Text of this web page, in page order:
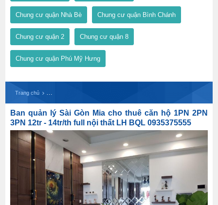
Chung cư quận Nhà Bè Chung cư quận Bình Chánh
Chung cư quận 2 Chung cư quận 8
Chung cư quận Phú Mỹ Hưng
Trang chủ
Ban quản lý Sài Gòn Mia cho thuê căn hộ 1PN 2PN
3PN 12tr - 14tr/th full nội thất LH BQL 0935375555